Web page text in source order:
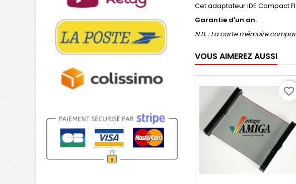
Cet adaptateur IDE Compact
Garantie d'un an.
N.B. : La carte mémoire
VOUS AIMEREZ AUSSI
favorite_border